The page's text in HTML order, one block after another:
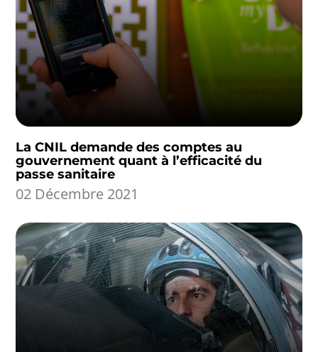
La CNIL demande des comptes au
gouvernement quant à l’efficacité du
passe sanitaire
02 Décembre 2021